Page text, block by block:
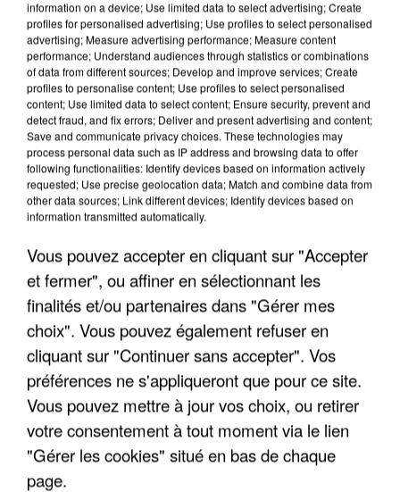
LES INTERVIEWS CHANTE
FRANCE
Voir plus
"JE SUIS À DISPOSITION DES
ENFOIRÉS"
"ON A TOUS LE TRAC"
information on a device; Use limited data to select advertising; Create
profiles for personalised advertising; Use profiles to select personalised
advertising; Measure advertising performance; Measure content
performance; Understand audiences through statistics or combinations
of data from different sources; Develop and improve services; Create
profiles to personalise content; Use profiles to select personalised
content; Use limited data to select content; Ensure security, prevent and
detect fraud, and fix errors; Deliver and present advertising and content;
Save and communicate privacy choices. These technologies may
process personal data such as IP address and browsing data to offer
following functionalities: Identify devices based on information actively
requested; Use precise geolocation data; Match and combine data from
other data sources; Link different devices; Identify devices based on
information transmitted automatically.
Vous pouvez accepter en cliquant sur "Accepter
et fermer", ou affiner en sélectionnant les
finalités et/ou partenaires dans "Gérer mes
choix". Vous pouvez également refuser en
cliquant sur "Continuer sans accepter". Vos
préférences ne s'appliqueront que pour ce site.
Vous pouvez mettre à jour vos choix, ou retirer
votre consentement à tout moment via le lien
"Gérer les cookies" situé en bas de chaque
page.